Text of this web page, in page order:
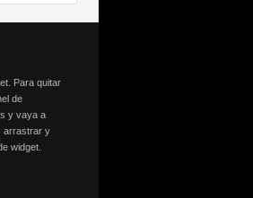
Para quitar
de
y vaya a
arrastrar y
widget.